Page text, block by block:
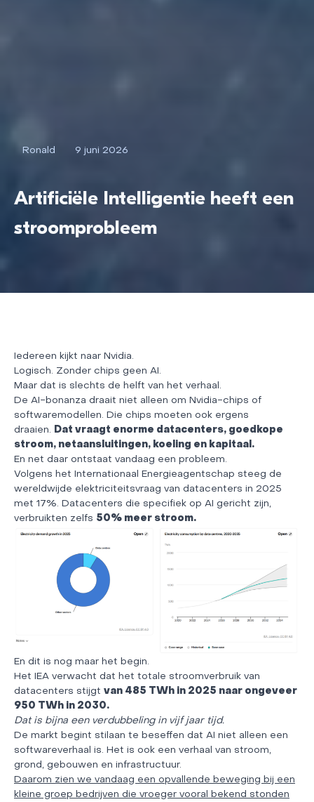
Ronald 9 juni 2026
Artificiële Intelligentie heeft een
stroomprobleem
Iedereen kijkt naar Nvidia.
Logisch. Zonder chips geen AI.
Maar dat is slechts de helft van het verhaal.
De AI-bonanza draait niet alleen om Nvidia-chips of
softwaremodellen. Die chips moeten ook ergens
draaien.
Dat vraagt enorme datacenters, goedkope
stroom, netaansluitingen, koeling en kapitaal.
En net daar ontstaat vandaag een probleem.
Volgens het Internationaal Energieagentschap steeg de
wereldwijde elektriciteitsvraag van datacenters in 2025
met 17%. Datacenters die specifiek op AI gericht zijn,
verbruikten zelfs 50% meer stroom.
En dit is nog maar het begin.
Het IEA verwacht dat het totale stroomverbruik van
datacenters stijgt van 485 TWh in 2025 naar ongeveer
950 TWh in 2030.
Dat is bijna een verdubbeling in vijf jaar tijd.
De markt begint stilaan te beseffen dat AI niet alleen een
softwareverhaal is. Het is ook een verhaal van stroom,
grond, gebouwen en infrastructuur.
Daarom zien we vandaag een opvallende beweging bij een
kleine groep bedrijven die vroeger vooral bekend stonden